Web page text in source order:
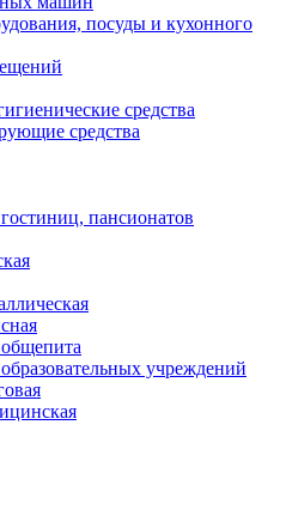
посуды и кухонного
средства
средства
пансионатов
учреждений